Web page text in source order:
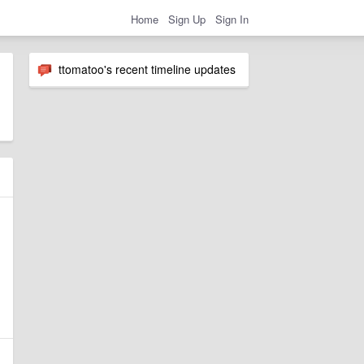
Home Sign Up Sign In
ttomatoo's recent timeline updates